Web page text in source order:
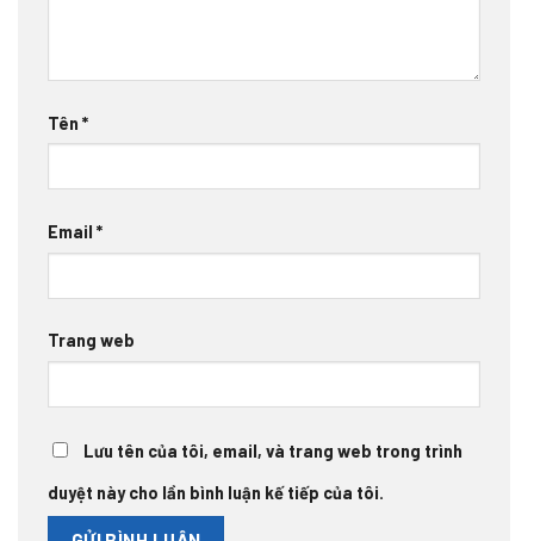
Tên *
Email *
Trang web
Lưu tên của tôi, email, và trang web trong trình
duyệt này cho lần bình luận kế tiếp của tôi.